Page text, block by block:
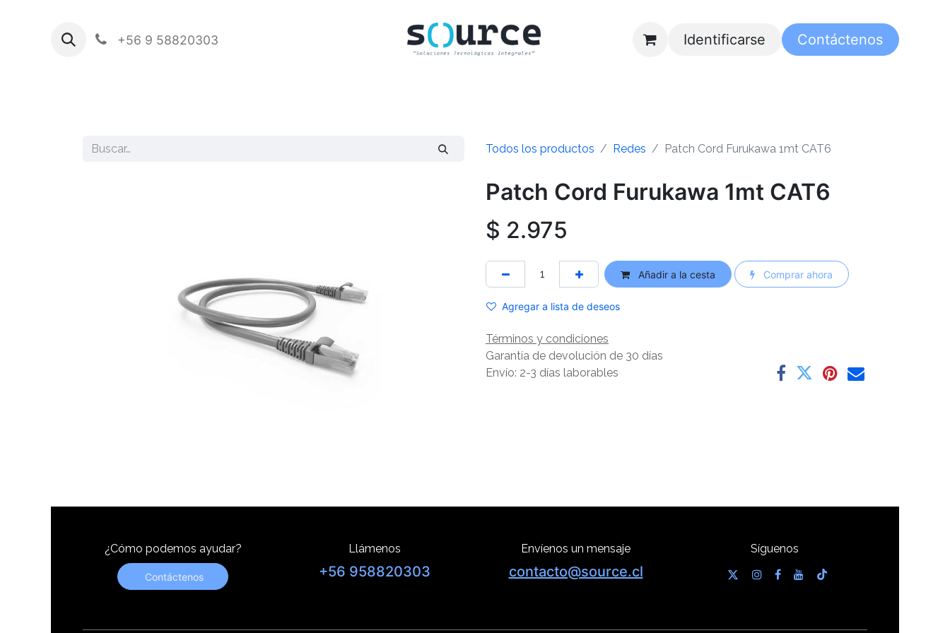
+56 9 58820303 Identificarse Contáctenos
Todos los productos Redes Patch Cord Furukawa 1mt CAT6
Patch Cord Furukawa 1mt CAT6
$ 2.975
Añadir a la cesta Comprar ahora
Agregar a lista de deseos
Términos y condiciones
Garantía de devolución de 30 días
Envío: 2-3 días laborables
¿Cómo podemos ayudar?
Contáctenos
Llámenos
+56 958820303
Envíenos un mensaje
contacto@source.cl
Síguenos